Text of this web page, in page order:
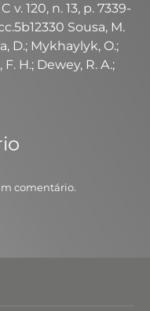
120, n. 13, p. 7339-
Sousa, M.
D.; Mykhaylyk, O.;
F. H.; Dewey, R. A.;
comentário.